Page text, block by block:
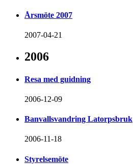
Årsmöte 2007
2007-04-21
2006
Resa med guidning
2006-12-09
Banvallsvandring Latorpsbruk
2006-11-18
Styrelsemöte